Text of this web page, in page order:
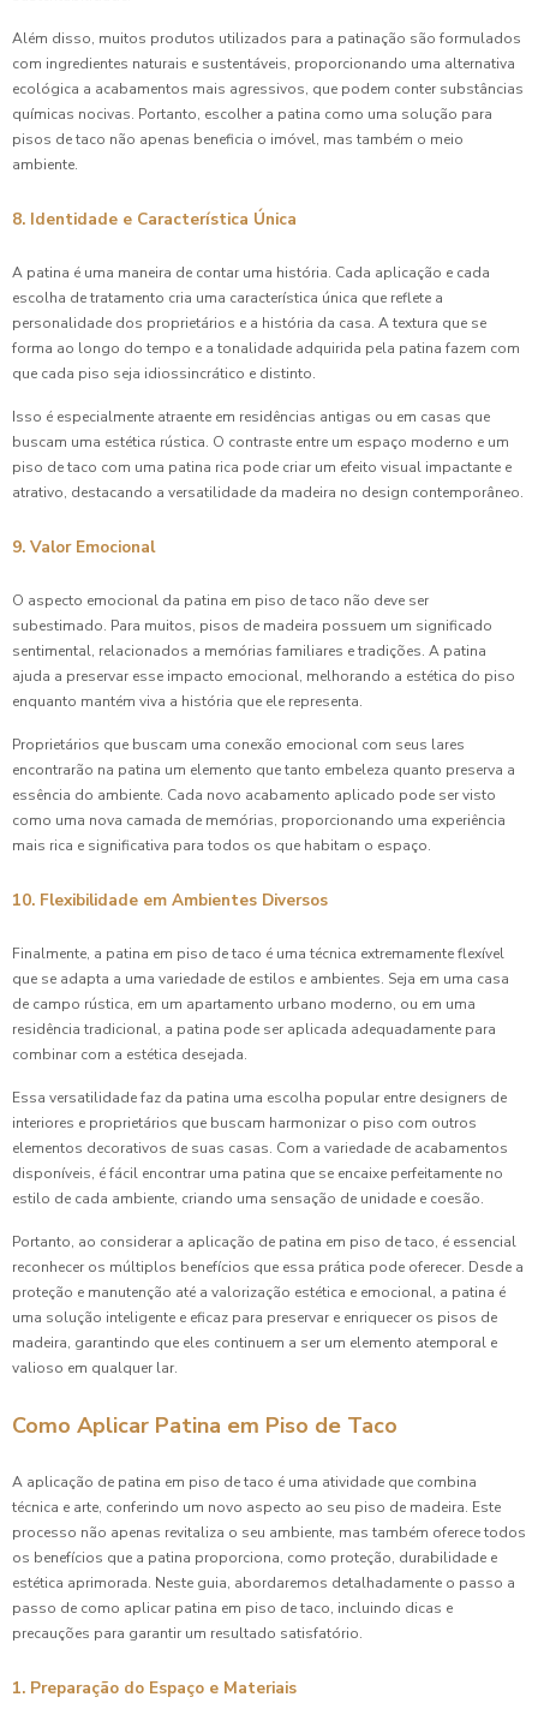
Além disso, muitos produtos utilizados para a patinação são formulados
com ingredientes naturais e sustentáveis, proporcionando uma alternativa
ecológica a acabamentos mais agressivos, que podem conter substâncias
químicas nocivas. Portanto, escolher a patina como uma solução para
pisos de taco não apenas beneficia o imóvel, mas também o meio
ambiente.
8. Identidade e Característica Única
A patina é uma maneira de contar uma história. Cada aplicação e cada
escolha de tratamento cria uma característica única que reflete a
personalidade dos proprietários e a história da casa. A textura que se
forma ao longo do tempo e a tonalidade adquirida pela patina fazem com
que cada piso seja idiossincrático e distinto.
Isso é especialmente atraente em residências antigas ou em casas que
buscam uma estética rústica. O contraste entre um espaço moderno e um
piso de taco com uma patina rica pode criar um efeito visual impactante e
atrativo, destacando a versatilidade da madeira no design contemporâneo.
9. Valor Emocional
O aspecto emocional da patina em piso de taco não deve ser
subestimado. Para muitos, pisos de madeira possuem um significado
sentimental, relacionados a memórias familiares e tradições. A patina
ajuda a preservar esse impacto emocional, melhorando a estética do piso
enquanto mantém viva a história que ele representa.
Proprietários que buscam uma conexão emocional com seus lares
encontrarão na patina um elemento que tanto embeleza quanto preserva a
essência do ambiente. Cada novo acabamento aplicado pode ser visto
como uma nova camada de memórias, proporcionando uma experiência
mais rica e significativa para todos os que habitam o espaço.
10. Flexibilidade em Ambientes Diversos
Finalmente, a patina em piso de taco é uma técnica extremamente flexível
que se adapta a uma variedade de estilos e ambientes. Seja em uma casa
de campo rústica, em um apartamento urbano moderno, ou em uma
residência tradicional, a patina pode ser aplicada adequadamente para
combinar com a estética desejada.
Essa versatilidade faz da patina uma escolha popular entre designers de
interiores e proprietários que buscam harmonizar o piso com outros
elementos decorativos de suas casas. Com a variedade de acabamentos
disponíveis, é fácil encontrar uma patina que se encaixe perfeitamente no
estilo de cada ambiente, criando uma sensação de unidade e coesão.
Portanto, ao considerar a aplicação de patina em piso de taco, é essencial
reconhecer os múltiplos benefícios que essa prática pode oferecer. Desde a
proteção e manutenção até a valorização estética e emocional, a patina é
uma solução inteligente e eficaz para preservar e enriquecer os pisos de
madeira, garantindo que eles continuem a ser um elemento atemporal e
valioso em qualquer lar.
Como Aplicar Patina em Piso de Taco
A aplicação de patina em piso de taco é uma atividade que combina
técnica e arte, conferindo um novo aspecto ao seu piso de madeira. Este
processo não apenas revitaliza o seu ambiente, mas também oferece todos
os benefícios que a patina proporciona, como proteção, durabilidade e
estética aprimorada. Neste guia, abordaremos detalhadamente o passo a
passo de como aplicar patina em piso de taco, incluindo dicas e
precauções para garantir um resultado satisfatório.
1. Preparação do Espaço e Materiais